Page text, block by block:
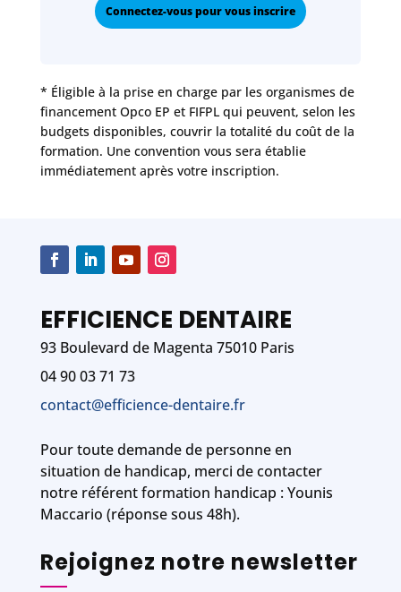
Connectez-vous pour vous inscrire
* Éligible à la prise en charge par les organismes de
financement Opco EP et FIFPL qui peuvent, selon les
budgets disponibles, couvrir la totalité du coût de la
formation. Une convention vous sera établie
immédiatement après votre inscription.
EFFICIENCE DENTAIRE
93 Boulevard de Magenta 75010 Paris
04 90 03 71 73
contact@efficience-dentaire.fr
Pour toute demande de personne en
situation de handicap, merci de contacter
notre référent formation handicap : Younis
Maccario (réponse sous 48h).
Rejoignez notre newsletter